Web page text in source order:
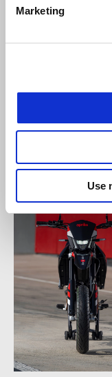
Marketing
Use